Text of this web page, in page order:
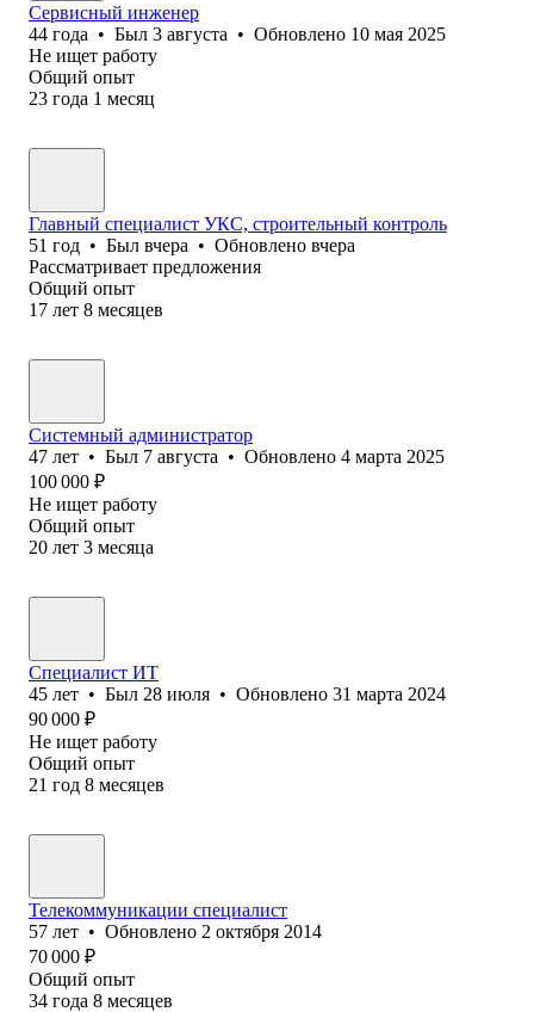
Сервисный инженер
44 года • Был 3 августа • Обновлено 10 мая 2025
Не ищет работу
Общий опыт
23 года 1 месяц
Главный специалист УКС, строительный контроль
51 год • Был вчера • Обновлено вчера
Рассматривает предложения
Общий опыт
17 лет 8 месяцев
Системный администратор
47 лет • Был 7 августа • Обновлено 4 марта 2025
100 000 ₽
Не ищет работу
Общий опыт
20 лет 3 месяца
Специалист ИТ
45 лет • Был 28 июля • Обновлено 31 марта 2024
90 000 ₽
Не ищет работу
Общий опыт
21 год 8 месяцев
Телекоммуникации специалист
57 лет • Обновлено 2 октября 2014
70 000 ₽
Общий опыт
34 года 8 месяцев